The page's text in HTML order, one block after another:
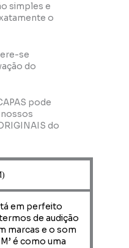
simples e
o
se
do
pode
do
em perfeito
de audição
marcas e o som
é como uma